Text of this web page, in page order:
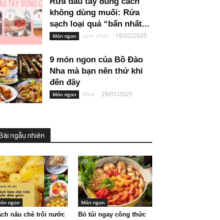
không dùng muối: Rửa
sạch loại quả “bẩn nhất...
Món ngon xam chan - 18/02/2025
9 món ngon của Bồ Đào
Nha mà bạn nên thử khi
đến đây
Món ngon Mee -29/01/2025
ngẫu nhiên
ngon
nấu chè trôi nước
Món ngon
Bỏ túi ngay công thức